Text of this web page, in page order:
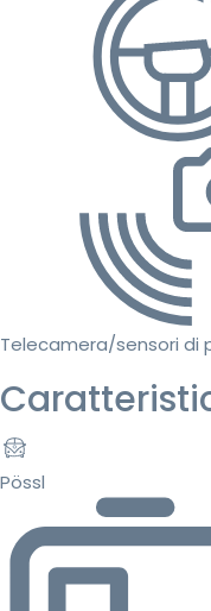
Telecamera/sensori di
Pössl